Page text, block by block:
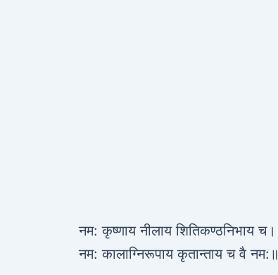
नम: कृष्णाय नीलाय शितिकण्ठनिभाय च।
नम: कालाग्निरूपाय कृतान्ताय च वै नम:॥